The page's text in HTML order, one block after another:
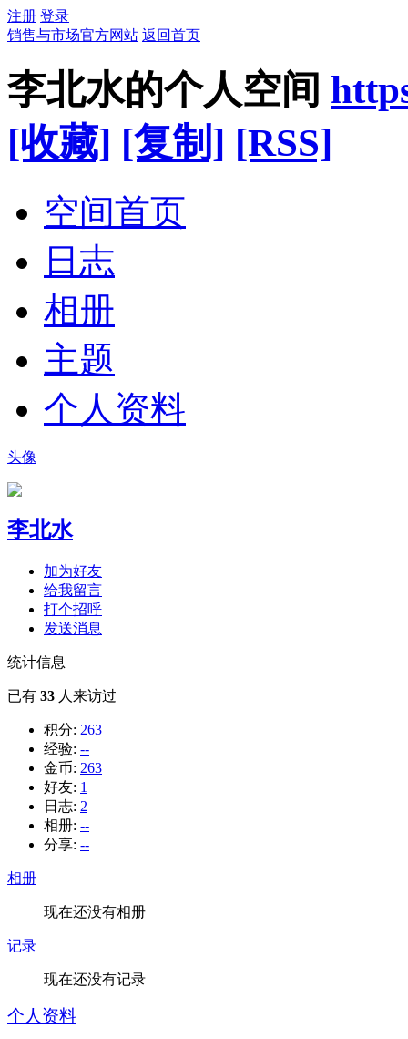
注册 登录
销售与市场官方网站 返回首页
李北水的个人空间
[收藏] [复制] [RSS]
空间首页
日志
相册
主题
个人资料
头像
李北水
加为好友
给我留言
打个招呼
发送消息
统计信息
已有 33 人来访过
积分: 263
经验: --
金币: 263
好友: 1
日志: 2
相册: --
分享: --
相册
现在还没有相册
记录
现在还没有记录
个人资料